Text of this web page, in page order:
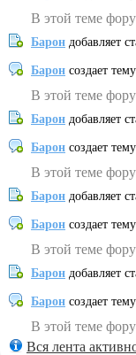
В этой теме
Барон добавляет
Барон создает тему
В этой теме
Барон добавляет
Барон создает тему
В этой теме
Барон добавляет
Барон создает тему
В этой теме
Барон добавляет
Барон создает тему
В этой теме
Вся лента